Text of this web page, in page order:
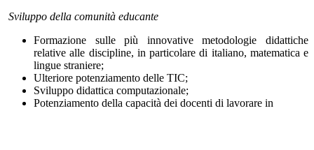
Sviluppo della comunità educante
Formazione sulle più innovative metodologie didattiche
relative alle discipline, in particolare di italiano, matematica e
lingue straniere;
Ulteriore potenziamento delle TIC;
Sviluppo didattica computazionale;
Potenziamento della capacità dei docenti di lavorare in